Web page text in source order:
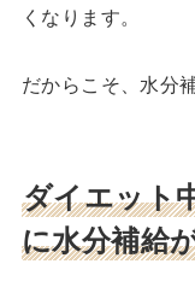
くなります。
だからこそ、水分
ダイエット
に水分補給